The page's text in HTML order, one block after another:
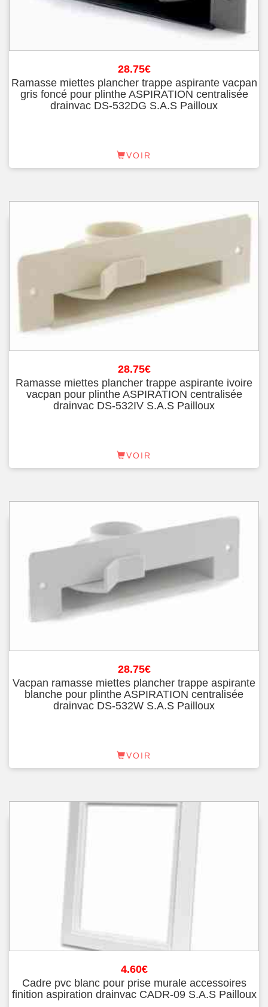
28.75€
Ramasse miettes plancher trappe aspirante vacpan
gris foncé pour plinthe ASPIRATION centralisée
drainvac DS-532DG S.A.S Pailloux
VOIR
28.75€
Ramasse miettes plancher trappe aspirante ivoire
vacpan pour plinthe ASPIRATION centralisée
drainvac DS-532IV S.A.S Pailloux
VOIR
28.75€
Vacpan ramasse miettes plancher trappe aspirante
blanche pour plinthe ASPIRATION centralisée
drainvac DS-532W S.A.S Pailloux
VOIR
4.60€
Cadre pvc blanc pour prise murale accessoires
finition aspiration drainvac CADR-09 S.A.S Pailloux